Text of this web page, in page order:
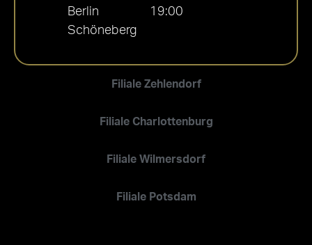
Filiale Zehlendorf
Filiale Charlottenburg
Filiale Wilmersdorf
Filiale Potsdam
Berlin
Schöneberg
19:00